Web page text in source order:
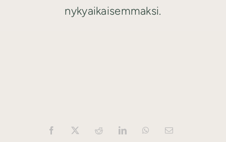
nykyaikaisemmaksi.